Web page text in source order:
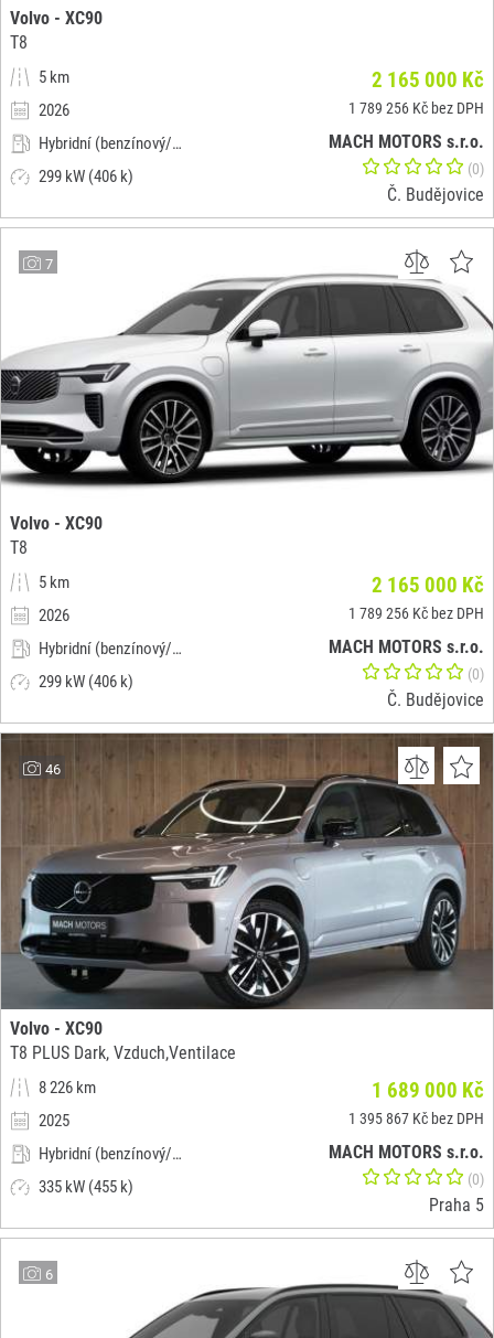
Volvo - XC90
T8
5 km
2026
Hybridní (benzínový/elektrický)
299 kW (406 k)
2 165 000 Kč
1 789 256 Kč bez DPH
MACH MOTORS s.r.o.
(0)
Č. Budějovice
7
Volvo - XC90
T8
5 km
2026
Hybridní (benzínový/elektrický)
299 kW (406 k)
2 165 000 Kč
1 789 256 Kč bez DPH
MACH MOTORS s.r.o.
(0)
Č. Budějovice
46
Volvo - XC90
T8 PLUS Dark, Vzduch,Ventilace
8 226 km
2025
Hybridní (benzínový/elektrický)
335 kW (455 k)
1 689 000 Kč
1 395 867 Kč bez DPH
MACH MOTORS s.r.o.
(0)
Praha 5
6